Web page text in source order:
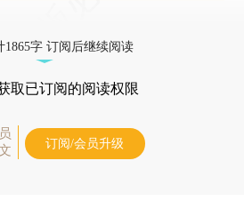
1865字 订阅后继续阅读
取已订阅的阅读权限
订阅/会员升级